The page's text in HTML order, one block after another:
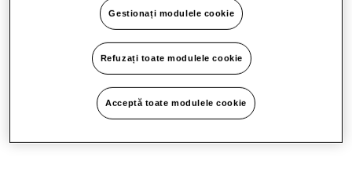
Gestionați modulele cookie
Refuzați toate modulele cookie
Acceptă toate modulele cookie